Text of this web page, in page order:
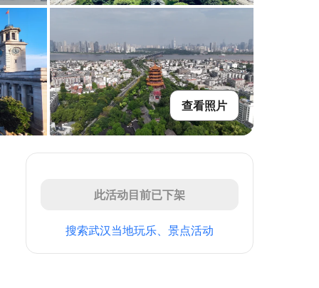
查看照片
此活动目前已下架
搜索武汉当地玩乐、景点活动